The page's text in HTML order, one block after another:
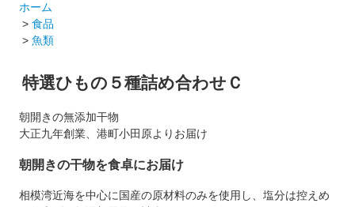
ホーム
>食品
>魚類
特選ひもの５種詰め合わせＣ
朝開きの無添加干物
大正九年創業、港町小田原よりお届け
朝開きの干物を食卓にお届け
相模湾近海を中心に国産の原材料のみを使用し、塩分は控えめ